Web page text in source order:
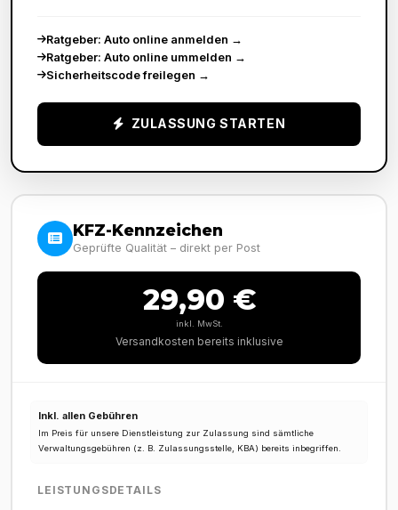
Ratgeber: Auto online anmelden →
Ratgeber: Auto online ummelden →
Sicherheitscode freilegen →
ZULASSUNG STARTEN
KFZ-Kennzeichen
Geprüfte Qualität – direkt per Post
29,90 €
inkl. MwSt.
Versandkosten bereits inklusive
Inkl. allen Gebühren
Im Preis für unsere Dienstleistung zur Zulassung sind sämtliche
Verwaltungsgebühren (z. B. Zulassungsstelle, KBA) bereits inbegriffen.
LEISTUNGSDETAILS